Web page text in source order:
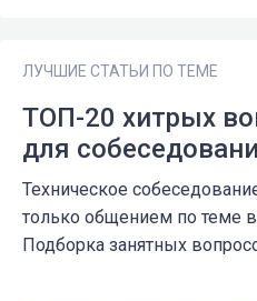
ЛУЧШИЕ СТАТЬИ ПО ТЕМЕ
ТОП-20 хитрых
для
Техническое
только общением по теме
Подборка занятных